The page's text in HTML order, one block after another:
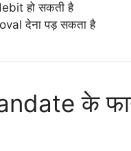
हो सकती है
देना पड़ सकता है
के